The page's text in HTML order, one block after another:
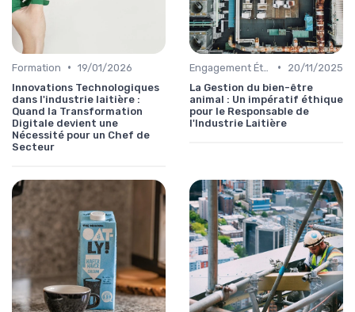
Formation • 19/01/2026
Innovations Technologiques
dans l'industrie laitière :
Quand la Transformation
Digitale devient une
Nécessité pour un Chef de
Secteur
•
20/11/2025
La Gestion du bien-être
animal : Un impératif éthique
pour le Responsable de
l'Industrie Laitière